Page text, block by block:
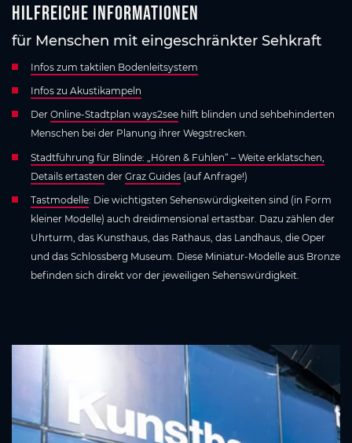
Hilfreiche Informationen
für Menschen mit eingeschränkter Sehkraft
Infos zum taktilen Bodenleitsystem
Infos zu Akustikampeln
Der Online-Stadtplan ways2see hilft blinden und sehbehinderten
Menschen bei der Planung ihrer Wegstrecken.
Stadtführung für Blinde: „Hören & Fühlen“ – Weite erklatschen,
Details ertasten der Graz Guides (auf Anfrage!)
Tastmodelle: Die wichtigsten Sehenswürdigkeiten sind (in Form
kleiner Modelle) auch dreidimensional ertastbar. Dazu zählen der
Uhrturm, das Kunsthaus, das Rathaus, das Landhaus, die Oper
und das Schlossberg Museum. Diese Miniatur-Modelle aus Bronze
befinden sich direkt vor der jeweiligen Sehenswürdigkeit.